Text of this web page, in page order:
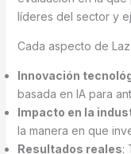
líderes del sector y
Cada aspecto de
Innovación
basada en IA para
Impacto en la
la manera en que
Resultados reales: